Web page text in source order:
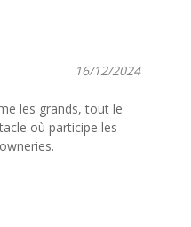
16/12/2024
les grands, tout le
où participe les